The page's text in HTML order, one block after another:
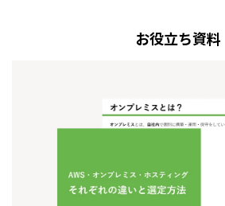
お役立ち資料